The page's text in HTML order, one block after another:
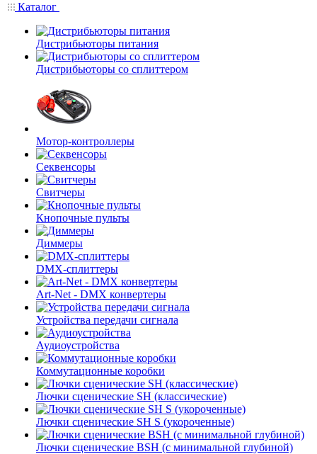
Каталог
Дистрибьюторы питания
Дистрибьюторы со сплиттером
Мотор-контроллеры
Секвенсоры
Свитчеры
Кнопочные пульты
Диммеры
DMX-сплиттеры
Art-Net - DMX конвертеры
Устройства передачи сигнала
Аудиоустройства
Коммутационные коробки
Лючки сценические SH (классические)
Лючки сценические SH S (укороченные)
Лючки сценические BSH (с минимальной глубиной)